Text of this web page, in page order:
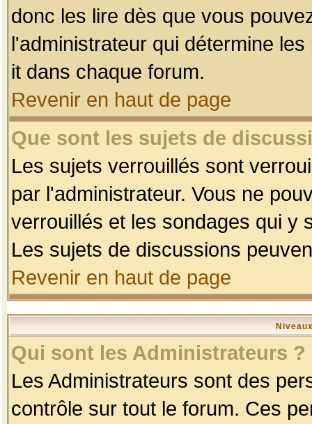
donc les lire dès que vous
l'administrateur qui détermine
it dans chaque forum.
Revenir en haut de page
Que sont les sujets de
Les sujets verrouillés sont
par l'administrateur. Vous ne
verrouillés et les sondages qui y
Les sujets de discussions
Revenir en haut de page
Qui sont les Administrateurs ?
Les Administrateurs sont des
contrôle sur tout le forum. Ces